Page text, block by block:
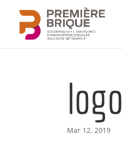
Mar 12, 2019